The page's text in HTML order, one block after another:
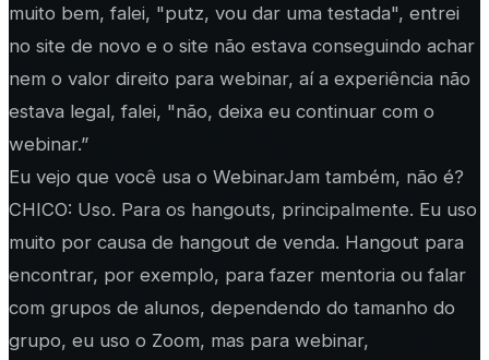
muito bem, falei, "putz, vou dar uma testada", entrei
no site de novo e o site não estava conseguindo achar
nem o valor direito para webinar, aí a experiência não
estava legal, falei, "não, deixa eu continuar com o
webinar.”
Eu vejo que você usa o WebinarJam também, não é?
CHICO: Uso. Para os hangouts, principalmente. Eu uso
muito por causa de hangout de venda. Hangout para
encontrar, por exemplo, para fazer mentoria ou falar
com grupos de alunos, dependendo do tamanho do
grupo, eu uso o Zoom, mas para webinar,